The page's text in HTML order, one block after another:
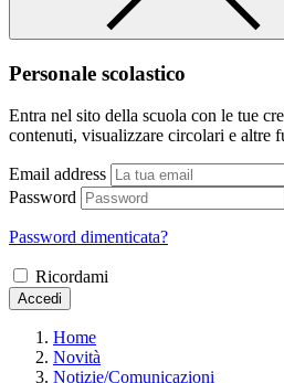
Personale scolastico
Entra nel sito della scuola con le tue
contenuti, visualizzare circolari e altre
Email address
Password
Password dimenticata?
Ricordami
Accedi
Home
Novità
Notizie/Comunicazioni